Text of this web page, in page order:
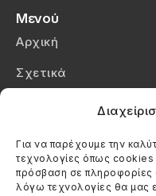
Για να παρέχουμε την
τεχνολογίες όπως cookies
πρόσβαση σε πληροφορίες
λόγω τεχνολογίες θα μας
Μενού
Αρχική
Σχετικά
Πολιτική Cookies (ΕΕ)